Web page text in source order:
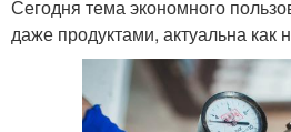
Сегодня тема экономного
даже продуктами, актуальна как